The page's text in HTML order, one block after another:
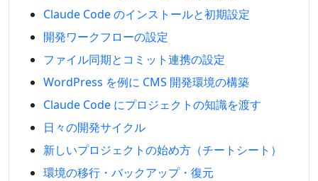
Claude Code のインストールと初期設定
開発ワークフローの設定
ファイル同期とコミット連携の設定
WordPress を例に CMS 開発環境の構築
Claude Code にプロジェクトの知識を渡す
日々の開発サイクル
新しいプロジェクトの始め方（チートシート）
環境の移行・バックアップ・復元